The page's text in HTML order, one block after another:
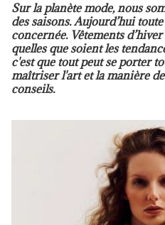
Sur la planète mode, nous
des saisons. Aujourd’hui
concernée. Vêtements
quelles que soient les
c'est que tout peut se porter
maîtriser l'art et la manière
conseils.